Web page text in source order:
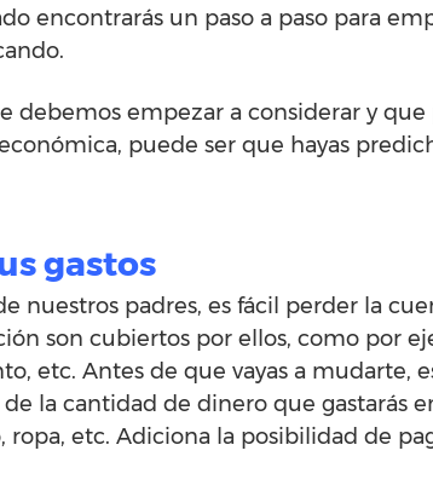
encontrarás un paso a paso para
debemos empezar a considerar y
puede ser que hayas
gastos
nuestros padres, es fácil perder la
son cubiertos por ellos, como por
etc. Antes de que vayas a mudarte,
la cantidad de dinero que gastarás
etc. Adiciona la posibilidad de